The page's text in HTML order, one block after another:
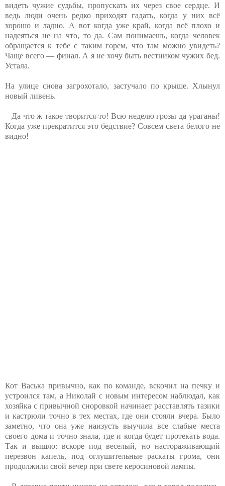
видеть чужие судьбы, пропускать их через свое сердце. И
ведь люди очень редко приходят гадать, когда у них всё
хорошо и ладно. А вот когда уже край, когда всё плохо и
надеяться не на что, то да. Сам понимаешь, когда человек
обращается к тебе с таким горем, что там можно увидеть?
Чаще всего — финал. А я не хочу быть вестником чужих бед.
Устала.
На улице снова загрохотало, застучало по крыше. Хлынул
новый ливень.
– Да что ж такое творится-то! Всю неделю грозы да ураганы!
Когда уже прекратится это бедствие? Совсем света белого не
видно!
Кот Васька привычно, как по команде, вскочил на печку и
устроился там, а Николай с новым интересом наблюдал, как
хозяйка с привычной сноровкой начинает расставлять тазики
и кастрюли точно в тех местах, где они стояли вчера. Было
заметно, что она уже наизусть выучила все слабые места
своего дома и точно знала, где и когда будет протекать вода.
Так и вышло: вскоре под веселый, но настораживающий
перезвон капель, под оглушительные раскаты грома, они
продолжили свой вечер при свете керосиновой лампы.